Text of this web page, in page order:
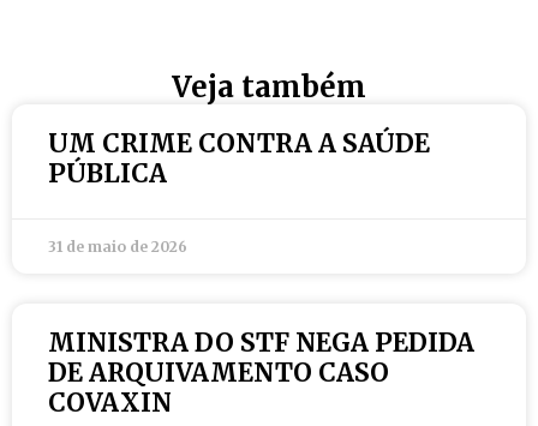
Veja também
UM CRIME CONTRA A SAÚDE
PÚBLICA
31 de maio de 2026
MINISTRA DO STF NEGA PEDIDA
DE ARQUIVAMENTO CASO
COVAXIN